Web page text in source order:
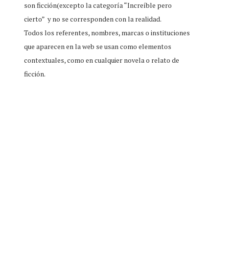
son ficción(excepto la categoría “Increíble pero
cierto” y no se corresponden con la realidad.
Todos los referentes, nombres, marcas o instituciones
que aparecen en la web se usan como elementos
contextuales, como en cualquier novela o relato de
ficción.